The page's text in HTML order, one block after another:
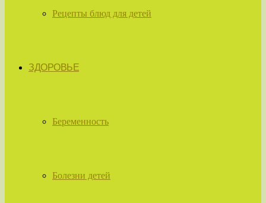
Рецепты блюд для детей
ЗДОРОВЬЕ
Беременность
Болезни детей